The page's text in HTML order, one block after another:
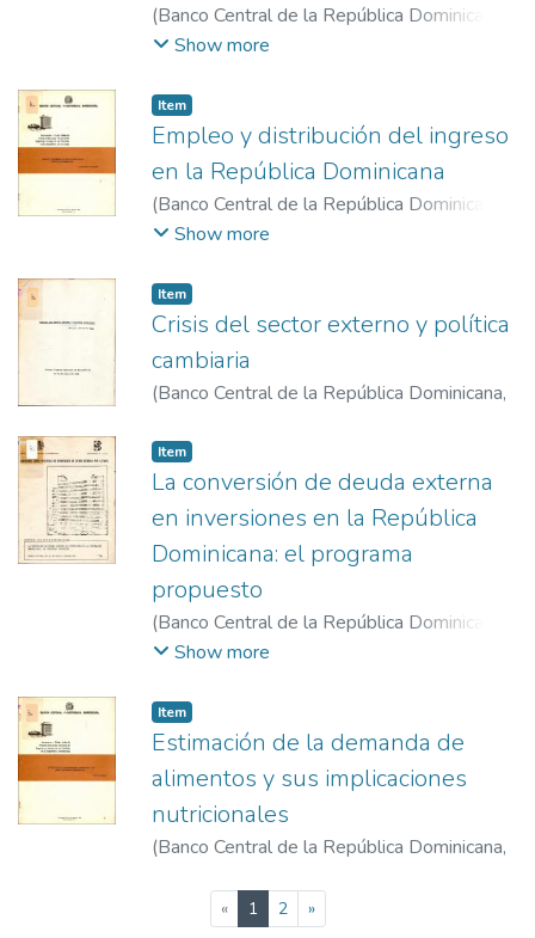
(Banco Central de la República Dominicana
1996- 7- 22 al 26
Show more
Item
Empleo y distribución del ingreso
en la República Dominicana
(Banco Central de la República Dominicana
1982-11-29 / 12-1
Show more
Item
Crisis del sector externo y política
cambiaria
(Banco Central de la República Dominicana,
Item
La conversión de deuda externa
en inversiones en la República
Dominicana: el programa
propuesto
(Banco Central de la República Dominicana
1988-5-30)Banco Central de la República
Show more
Item
Estimación de la demanda de
alimentos y sus implicaciones
nutricionales
(Banco Central de la República Dominicana,
« 1(current)
2 »